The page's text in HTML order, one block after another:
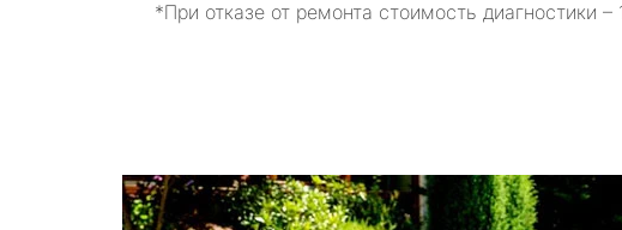
*При отказе от ремонта стоимость диагностики –